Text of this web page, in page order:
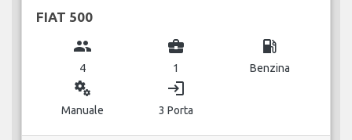
FIAT 500
group
4
business_center
1
local_gas_station
Benzina
miscellaneous_services
Manuale
login
3 Porta